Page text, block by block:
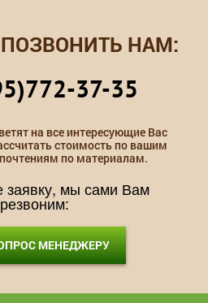
НАМ:
37-35
на все интересующие Вас
стоимость по вашим
по материалам.
заявку, мы сами Вам
МЕНЕДЖЕРУ